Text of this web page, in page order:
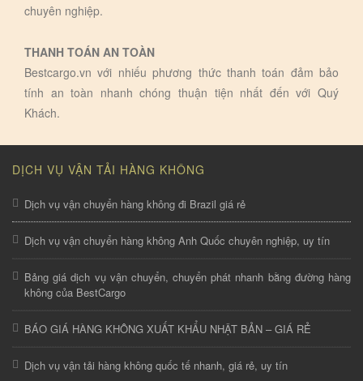
chuyên nghiệp.
THANH TOÁN AN TOÀN
Bestcargo.vn với nhiếu phương thức thanh toán đảm bảo
tính an toàn nhanh chóng thuận tiện nhất đến với Quý
Khách.
DỊCH VỤ VẬN TẢI HÀNG KHÔNG
Dịch vụ vận chuyển hàng không đi Brazil giá rẻ
Dịch vụ vận chuyển hàng không Anh Quốc chuyên nghiệp, uy tín
Bảng giá dịch vụ vận chuyển, chuyển phát nhanh bằng đường hàng
không của BestCargo
BÁO GIÁ HÀNG KHÔNG XUẤT KHẨU NHẬT BẢN – GIÁ RẺ
Dịch vụ vận tải hàng không quốc tế nhanh, giá rẻ, uy tín